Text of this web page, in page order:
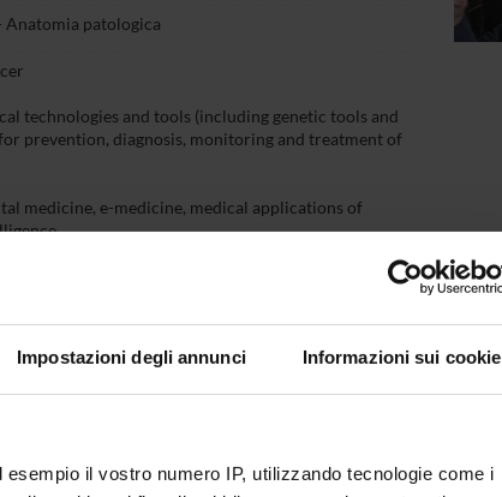
Impostazioni degli annunci Informazioni sui cookie
il vostro numero IP, utilizzando tecnologie come i
Anatomia patologica
technologies and tools (including genetic tools and
prevention, diagnosis, monitoring and treatment of
medicine, e-medicine, medical applications of
Piano II, Stanza 92